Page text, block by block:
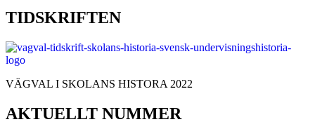
könsideal
vid
1900
TIDSKRIFTEN
VÄGVAL I SKOLANS HISTORA 2022
AKTUELLT NUMMER